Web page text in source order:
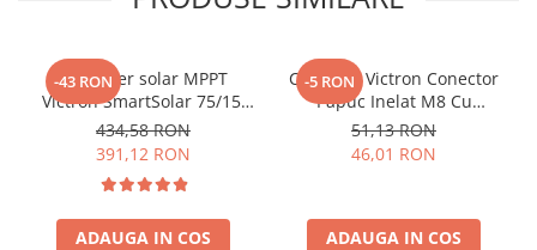
-43 RON
Controler solar MPPT
Victron SmartSolar 75/15,
15A 12V/24V, cu Bluetooth
integrat
434,58 RON
391,12 RON
ADAUGA IN COS
-5 RON
Conector Victron Conector
Papuc Inelat M8 Cu
Siguranta Fuzibila Ato De
30A Bpc900110014 M8,
siguranta (BPC900110014)
51,13 RON
46,01 RON
ADAUGA IN COS